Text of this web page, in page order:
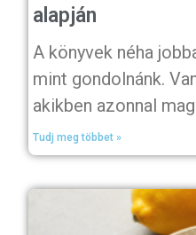
alapján
A könyvek néha
mint gondolnánk.
akikben azonnal
Tudj meg többet »